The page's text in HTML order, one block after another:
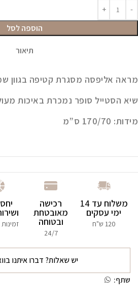
הוספה לסל
תיאור
מראה אליפסה מסגרת קטיפה בגוון
שיא הסטייל סופר נמכרת באיכות
מידות:
משלוח עד 14
ימי עסקים
120 ש"ח
רכישה
מאובטחת
ובטוחה
24/7
יש שאלות? דברו איתנו
שתף: